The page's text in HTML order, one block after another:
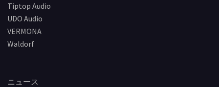
Tiptop Audio
UDO Audio
VERMONA
Waldorf
ニュース